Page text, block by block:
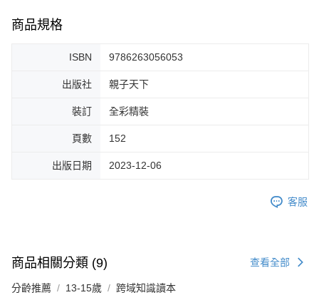
商品規格
ISBN 9786263056053
出版社 親子天下
裝訂 全彩精裝
頁數 152
出版日期 2023-12-06
客服
商品相關分類 (9) 查看全部
分齡推薦 13-15歲 跨域知識讀本